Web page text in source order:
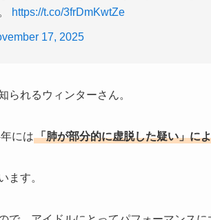
https://t.co/3frDmKwtZe
17, 2025
られるウィンターさん。
には「肺が部分的に虚脱した疑い」に
ます。